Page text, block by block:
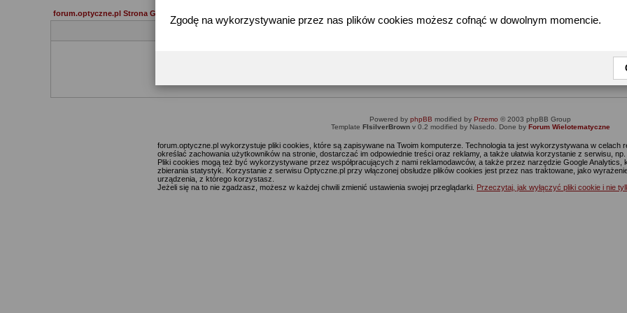
Zgodę na wykorzystywanie przez nas plików cookies możesz cofnąć w dowolnym momencie.
forum.optyczne.pl Strona Główna
żeby przejść do formularza
Powered by phpBB modified by Przemo © 2003 phpBB Group
Template FIsilverBrownv 0.2 modified by Nasedo. Done by Forum Wielotematyczne
forum.optyczne.pl wykorzystuje pliki cookies, które są zapisywane na Twoim komputerze. Technologia ta jest wykorzystywana w celach
określać zachowania użytkowników na stronie, dostarczać im odpowiednie treści oraz reklamy, a także ułatwia korzystanie z serwisu,
Pliki cookies mogą też być wykorzystywane przez współpracujących z nami reklamodawców, a także przez narzędzie Google
zbierania statystyk. Korzystanie z serwisu Optyczne.pl przy włączonej obsłudze plików cookies jest przez nas traktowane, jako
urządzenia, z którego korzystasz.
Jeżeli się na to nie zgadzasz, możesz w każdej chwili zmienić ustawienia swojej przeglądarki. Przeczytaj, jak wyłączyć pliki cookie i nie